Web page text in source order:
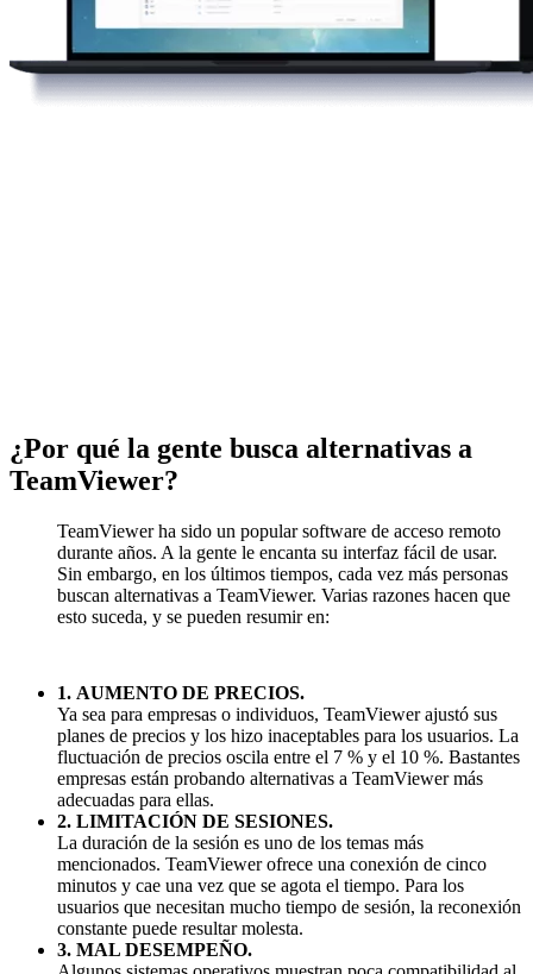
¿Por qué la gente busca alternativas a
TeamViewer?
TeamViewer ha sido un popular software de acceso remoto
durante años. A la gente le encanta su interfaz fácil de usar.
Sin embargo, en los últimos tiempos, cada vez más personas
buscan alternativas a TeamViewer. Varias razones hacen que
esto suceda, y se pueden resumir en:
1. AUMENTO DE PRECIOS.
Ya sea para empresas o individuos, TeamViewer ajustó sus
planes de precios y los hizo inaceptables para los usuarios. La
fluctuación de precios oscila entre el 7 % y el 10 %. Bastantes
empresas están probando alternativas a TeamViewer más
adecuadas para ellas.
2. LIMITACIÓN DE SESIONES.
La duración de la sesión es uno de los temas más
mencionados. TeamViewer ofrece una conexión de cinco
minutos y cae una vez que se agota el tiempo. Para los
usuarios que necesitan mucho tiempo de sesión, la reconexión
constante puede resultar molesta.
3. MAL DESEMPEÑO.